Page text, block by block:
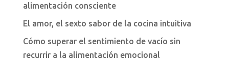
alimentación consciente
El amor, el sexto sabor de la cocina intuitiva
Cómo superar el sentimiento de vacío sin
recurrir a la alimentación emocional